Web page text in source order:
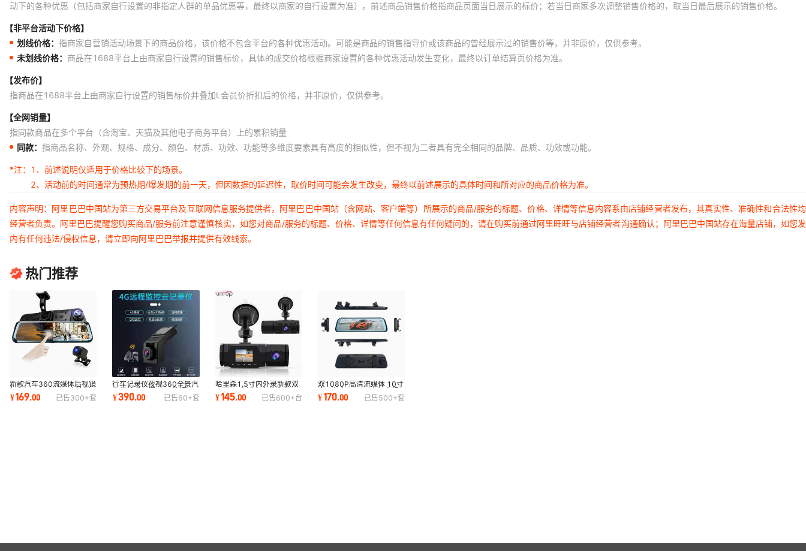
动下的各种优惠（包括商家自行设置的非指定人群的单品优惠等，最终以商家的自行设置为准）。前述商品销售价格指商品页面当日展示的标价；若当日商家多次调整销售价格的，取当日最后展示的销售价格。
【非平台活动下价格】
划线价格： 指商家自营销活动场景下的商品价格，该价格不包含平台的各种优惠活动。可能是商品的销售指导价或该商品的曾经展示过的销售价等，并非原价，仅供参考。
未划线价格： 商品在1688平台上由商家自行设置的销售标价，具体的成交价格根据商家设置的各种优惠活动发生变化，最终以订单结算页价格为准。
【发布价】
指商品在1688平台上由商家自行设置的销售标价并叠加L会员价折扣后的价格，并非原价，仅供参考。
【全网销量】
指同款商品在多个平台（含淘宝、天猫及其他电子商务平台）上的累积销量
同款： 指商品名称、外观、规格、成分、颜色、材质、功效、功能等多维度要素具有高度的相似性，但不视为二者具有完全相同的品牌、品质、功效或功能。
*注：
1、前述说明仅适用于价格比较下的场景。
2、活动前的时间通常为预热期/爆发期的前一天，但因数据的延迟性，取价时间可能会发生改变，最终以前述展示的具体时间和所对应的商品价格为准。
内容声明：阿里巴巴中国站为第三方交易平台及互联网信息服务提供者，阿里巴巴中国站（含网站、客户端等）所展示的商品/服务的标题、价格、详情等信息内容系由店铺经营者发布，其真实性、准确性和合法性
经营者负责。阿里巴巴提醒您购买商品/服务前注意谨慎核实，如您对商品/服务的标题、价格、详情等任何信息有任何疑问的，请在购买前通过阿里旺旺与店铺经营者沟通确认；阿里巴巴中国站存在海量店铺，如您
内有任何违法/侵权信息，请立即向阿里巴巴举报并提供有效线索。
热门推荐
新款汽车360流媒体后视镜
行车记录仪car dvr高清倒
车影像双1080P
¥169.00 已售300+套
行车记录仪夜视360全景汽
车载前后双摄4G云狗通用
通天星平台CMSV7
¥390.00 已售60+套
哈里森1.5寸内外录新款双
1080P高清电商优选产品
行车记录仪
¥145.00 已售600+台
双1080P高清流媒体 10寸
全屏行车记录仪 广角夜视
倒车影像2.5D玻
¥170.00 已售500+套